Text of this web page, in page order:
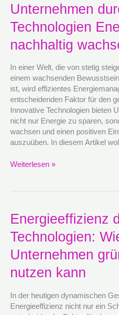
Unternehmen
Technologien
nachhaltig
In einer Welt, die von stetig
einem wachsenden
ist, wird effizientes
entscheidenden Faktor für den
Innovative Technologien bieten
nicht nur Energie zu sparen,
wachsen und einen positiven
auszuüben. In diesem Artikel
Ihr
Unternehmen
durch
moderne
Energie
sparen
und
nachhaltig
wachsen
kann
Weiterlesen »
Energieeffizienz
Technologien:
Unternehmen
nutzen kann
In der heutigen dynamischen
Energieeffizienz nicht nur ein
Energieeffizienz
durch
innovative
Wie
Ihr
Unternehmen
Innovationen
nutzen